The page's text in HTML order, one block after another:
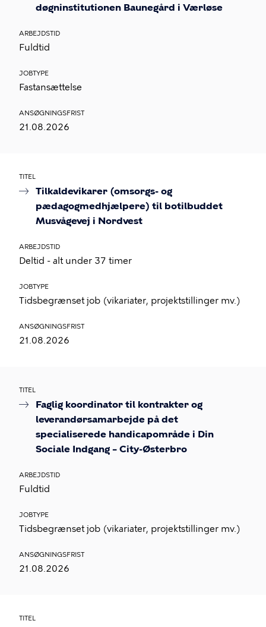
døgninstitutionen Baunegård i Værløse
ARBEJDSTID
Fuldtid
JOBTYPE
Fastansættelse
ANSØGNINGSFRIST
21.08.2026
TITEL
Tilkaldevikarer (omsorgs- og
pædagogmedhjælpere) til botilbuddet
Musvågevej i Nordvest
ARBEJDSTID
Deltid - alt under 37 timer
JOBTYPE
Tidsbegrænset job (vikariater, projektstillinger mv.)
ANSØGNINGSFRIST
21.08.2026
TITEL
Faglig koordinator til kontrakter og
leverandørsamarbejde på det
specialiserede handicapområde i Din
Sociale Indgang – City-Østerbro
ARBEJDSTID
Fuldtid
JOBTYPE
Tidsbegrænset job (vikariater, projektstillinger mv.)
ANSØGNINGSFRIST
21.08.2026
TITEL